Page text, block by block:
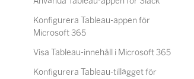
Konfigurera Tableau-appen för
Microsoft 365
Visa Tableau-innehåll i Microsoft 365
Konfigurera Tableau-tillägget för